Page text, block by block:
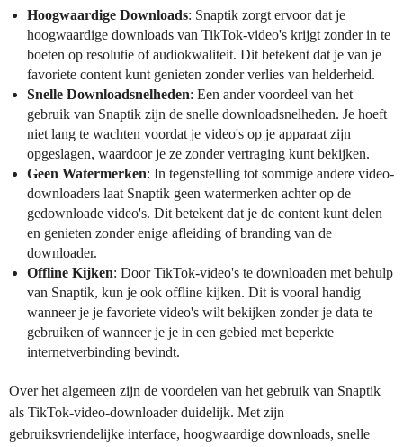
Hoogwaardige Downloads: Snaptik zorgt ervoor dat je
hoogwaardige downloads van TikTok-video's krijgt zonder in te
boeten op resolutie of audiokwaliteit. Dit betekent dat je van je
favoriete content kunt genieten zonder verlies van helderheid.
Snelle Downloadsnelheden: Een ander voordeel van het
gebruik van Snaptik zijn de snelle downloadsnelheden. Je hoeft
niet lang te wachten voordat je video's op je apparaat zijn
opgeslagen, waardoor je ze zonder vertraging kunt bekijken.
Geen Watermerken: In tegenstelling tot sommige andere video-
downloaders laat Snaptik geen watermerken achter op de
gedownloade video's. Dit betekent dat je de content kunt delen
en genieten zonder enige afleiding of branding van de
downloader.
Offline Kijken: Door TikTok-video's te downloaden met behulp
van Snaptik, kun je ook offline kijken. Dit is vooral handig
wanneer je je favoriete video's wilt bekijken zonder je data te
gebruiken of wanneer je je in een gebied met beperkte
internetverbinding bevindt.
Over het algemeen zijn de voordelen van het gebruik van Snaptik
als TikTok-video-downloader duidelijk. Met zijn
gebruiksvriendelijke interface, hoogwaardige downloads, snelle